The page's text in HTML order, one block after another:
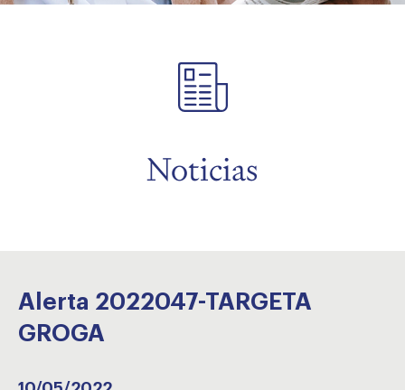
Noticias
Alerta 2022047-TARGETA
GROGA